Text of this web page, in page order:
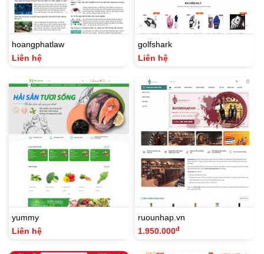
hoangphatlaw
Liên hệ
golfshark
Liên hệ
yummy
Liên hệ
ruounhap.vn
1.950.000đ